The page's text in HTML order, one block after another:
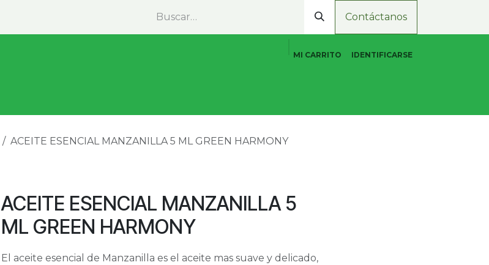
Contáctanos
MI CARRITO IDENTIFICARSE
ACEITE ESENCIAL MANZANILLA 5 ML GREEN HARMONY
ACEITE ESENCIAL MANZANILLA 5
ML GREEN HARMONY
El aceite esencial de Manzanilla es el aceite mas suave y delicado,